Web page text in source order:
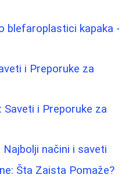
blefaroplastici kapaka -
i Preporuke za
Saveti i Preporuke za
načini i saveti
Šta Zaista Pomaže?